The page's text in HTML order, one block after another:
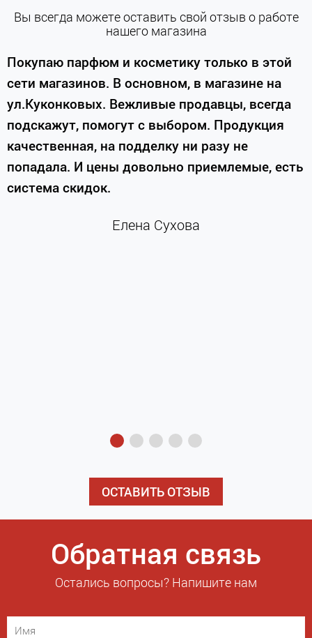
Вы всегда можете оставить свой отзыв о работе
нашего магазина
Покупаю парфюм и косметику только в этой
сети магазинов. В основном, в магазине на
ул.Куконковых. Вежливые продавцы, всегда
подскажут, помогут с выбором. Продукция
качественная, на подделку ни разу не
попадала. И цены довольно приемлемые, есть
система скидок.
Елена Сухова
ОСТАВИТЬ ОТЗЫВ
Обратная связь
Остались вопросы? Напишите нам